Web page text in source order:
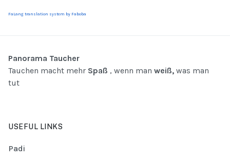
FaLang translation system by Faboba
Panorama Taucher
Tauchen macht mehr Spaß , wenn man weiß, was man
tut
USEFUL LINKS
Padi